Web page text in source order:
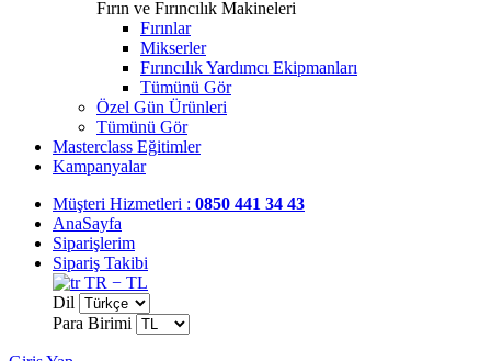
Fırın ve Fırıncılık Makineleri
Fırınlar
Mikserler
Fırıncılık Yardımcı Ekipmanları
Tümünü Gör
Özel Gün Ürünleri
Tümünü Gör
Masterclass Eğitimler
Kampanyalar
Müşteri Hizmetleri : 0850 441 34 43
AnaSayfa
Siparişlerim
Sipariş Takibi
TR − TL
Dil
Para Birimi